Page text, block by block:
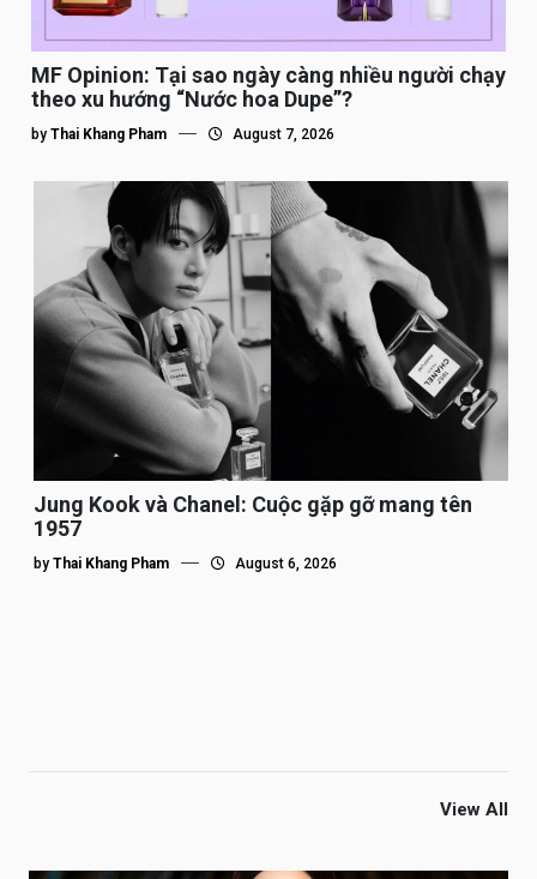
MF Opinion: Tại sao ngày càng nhiều người chạy
theo xu hướng “Nước hoa Dupe”?
by Thai Khang Pham August 7, 2026
Jung Kook và Chanel: Cuộc gặp gỡ mang tên
1957
by Thai Khang Pham August 6, 2026
View All